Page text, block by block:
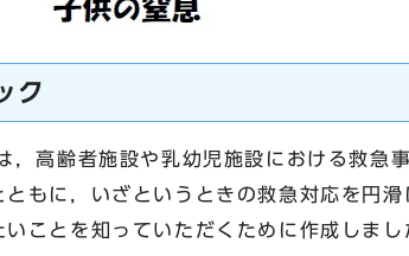
ク
高齢者施設や乳幼児施設における救急
もに，いざというときの救急対応を円
ことを知っていただくために作成しまし